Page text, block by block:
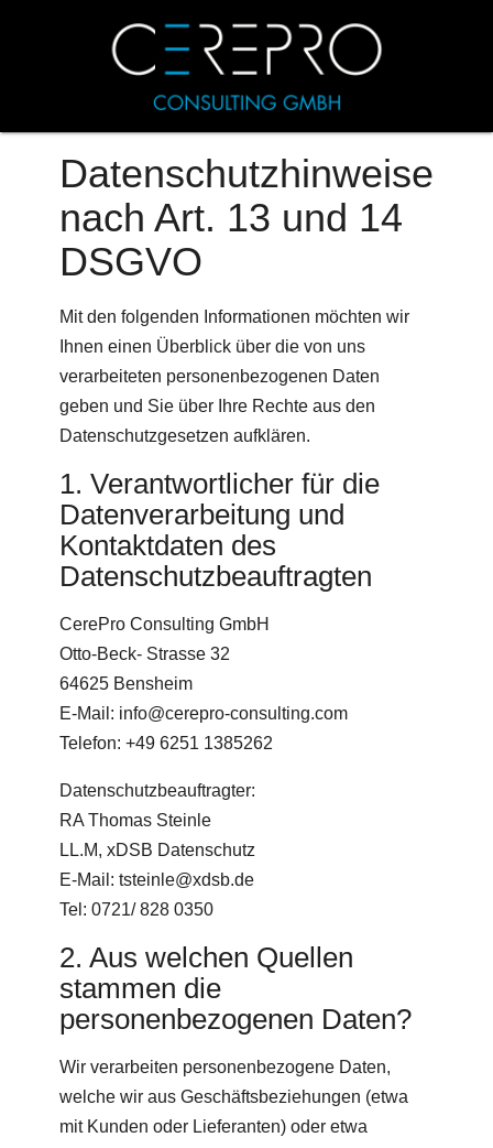
Datenschutzhinweise
nach Art. 13 und 14
DSGVO
Mit den folgenden Informationen möchten wir
Ihnen einen Überblick über die von uns
verarbeiteten personenbezogenen Daten
geben und Sie über Ihre Rechte aus den
Datenschutzgesetzen aufklären.
1. Verantwortlicher für die
Datenverarbeitung und
Kontaktdaten des
Datenschutzbeauftragten
CerePro Consulting GmbH
Otto-Beck- Strasse 32
64625 Bensheim
E-Mail: info@cerepro-consulting.com
Telefon: +49 6251 1385262
Datenschutzbeauftragter:
RA Thomas Steinle
LL.M, xDSB Datenschutz
E-Mail: tsteinle@xdsb.de
Tel: 0721/ 828 0350
2. Aus welchen Quellen
stammen die
personenbezogenen Daten?
Wir verarbeiten personenbezogene Daten,
welche wir aus Geschäftsbeziehungen (etwa
mit Kunden oder Lieferanten) oder etwa